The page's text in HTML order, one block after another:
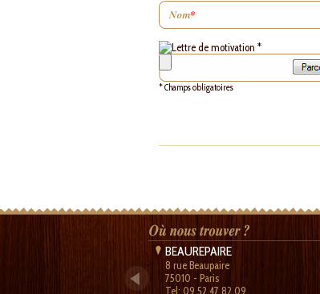
* Champs obligatoires
BEAUREPAIRE
8 rue Beaupaire
75010 - Paris
Tel: 09.52.47.82.09